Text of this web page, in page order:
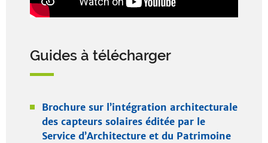
Guides à télécharger
Brochure sur l’intégration architecturale
des capteurs solaires éditée par le
Service d’Architecture et du Patrimoine